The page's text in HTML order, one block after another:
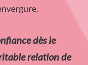
dès le
relation de